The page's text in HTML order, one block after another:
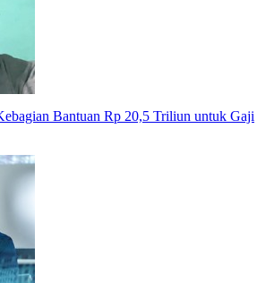
Bantuan Rp 20,5 Triliun untuk Gaji